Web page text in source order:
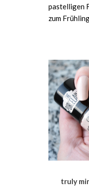
pastelligen
zum
truly